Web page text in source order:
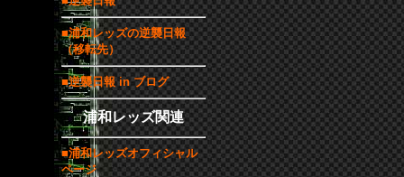
■浦和レッズの逆襲日報
（移転先）
■逆襲日報 in ブログ
浦和レッズ関連
■浦和レッズオフィシャル
ページ